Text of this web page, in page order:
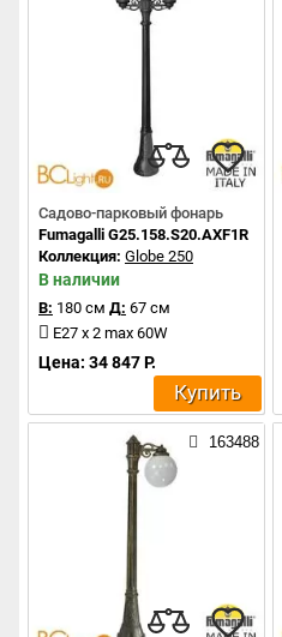
Садово-парковый фонарь
Fumagalli G25.158.S20.AXF1R
Коллекция: Globe 250
В наличии
В: 180 см Д: 67 см
E27 x 2 max 60W
Цена: 34 847 Р.
Купить
163488